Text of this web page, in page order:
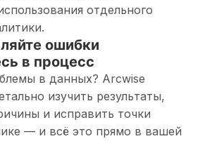
отдельного
ошибки
в процесс
в данных? Arcwise
изучить результаты,
и исправить точки
— и всё это прямо в вашей